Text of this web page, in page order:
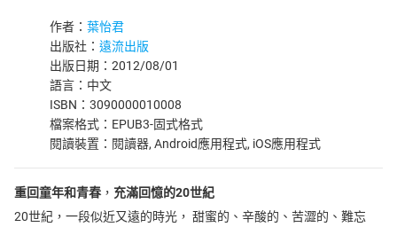
作者： 葉怡君
出版社： 遠流出版
出版日期：2012/08/01
語言：中文
ISBN：3090000010008
檔案格式：EPUB3-固式格式
閱讀裝置：閱讀器, Android應用程式, iOS應用程式
重回童年和青春， 充滿回憶的20世紀
20世紀，一段似近又遠的時光， 甜蜜的、辛酸的、苦澀的、難忘